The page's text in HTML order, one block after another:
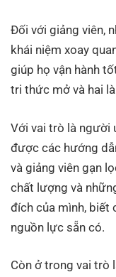
Đối với giảng viên,
khái niệm xoay
giúp họ vận hành
tri thức mở và hai
Với vai trò là người
được các hướng
và giảng viên gạn
chất lượng và
đích của mình, biết
nguồn lực sẵn có.
Còn ở trong vai trò